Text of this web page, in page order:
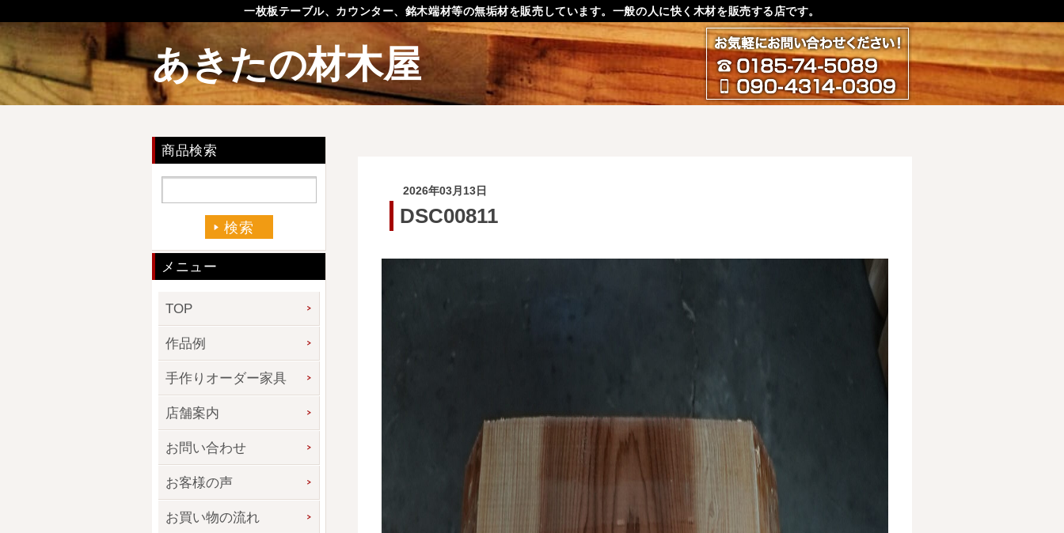
一枚板テーブル、カウンター、銘木端材等の無垢材を販売しています。一般の人に快く木材を販売する店です。
あきたの材木屋
お気軽にお問い合わせ下さ
0185-74-5089
090-4314-0309
2026年03月13日
DSC00811
商品検索
メニュー
TOP
作品例
手作りオーダー家具
店舗案内
お問い合わせ
お客様の声
お買い物の流れ